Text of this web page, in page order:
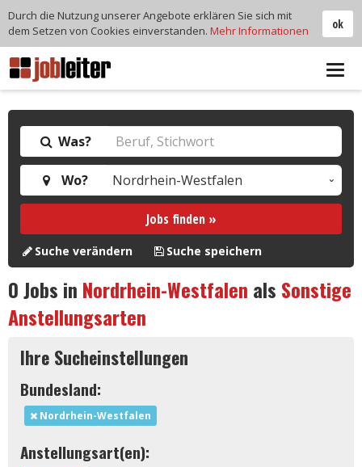
Was?
Wo?
Jobs finden »
Suche verändern Suche speichern
0Jobs in Nordrhein-Westfalen als Sonstige
Anstellungsarten
Ihre Sucheinstellungen
Bundesland:
Nordrhein-Westfalen
Anstellungsart(en):
ok
Durch die Nutzung unserer Angebote erklären Sie sich mit
dem Setzen von Cookies einverstanden. Mehr Informationen